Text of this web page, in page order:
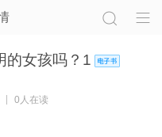
的女孩吗？1
0人在读